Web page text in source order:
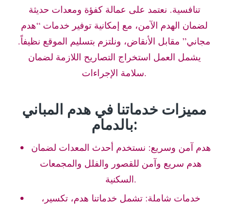
تنافسية. نعتمد على عمالة كفؤة ومعدات حديثة
لضمان الهدم الآمن، مع إمكانية توفير خدمات “هدم
مجاني” مقابل الأنقاض، ونلتزم بتسليم الموقع نظيفاً.
يشمل العمل استخراج التصاريح اللازمة لضمان
سلامة الإجراءات.
مميزات خدماتنا في هدم المباني
بالدمام:
هدم آمن وسريع: نستخدم أحدث المعدات لضمان
هدم سريع وآمن للقصور والفلل والمجمعات
السكنية.
خدمات شاملة: تشمل خدماتنا هدم، تكسير،